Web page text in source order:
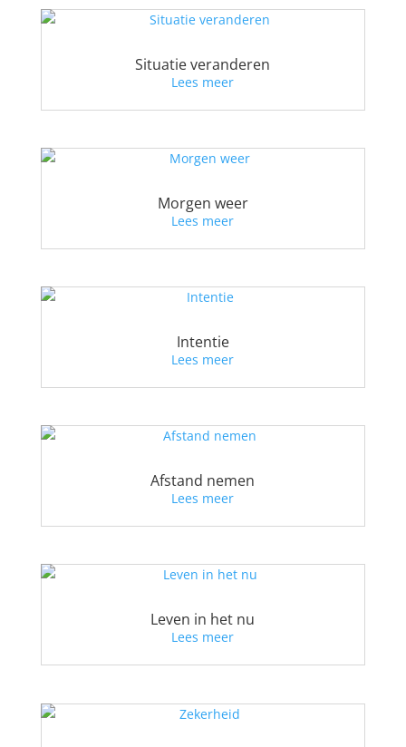
Situatie veranderen
Lees meer
Morgen weer
Lees meer
Intentie
Lees meer
Afstand nemen
Lees meer
Leven in het nu
Lees meer